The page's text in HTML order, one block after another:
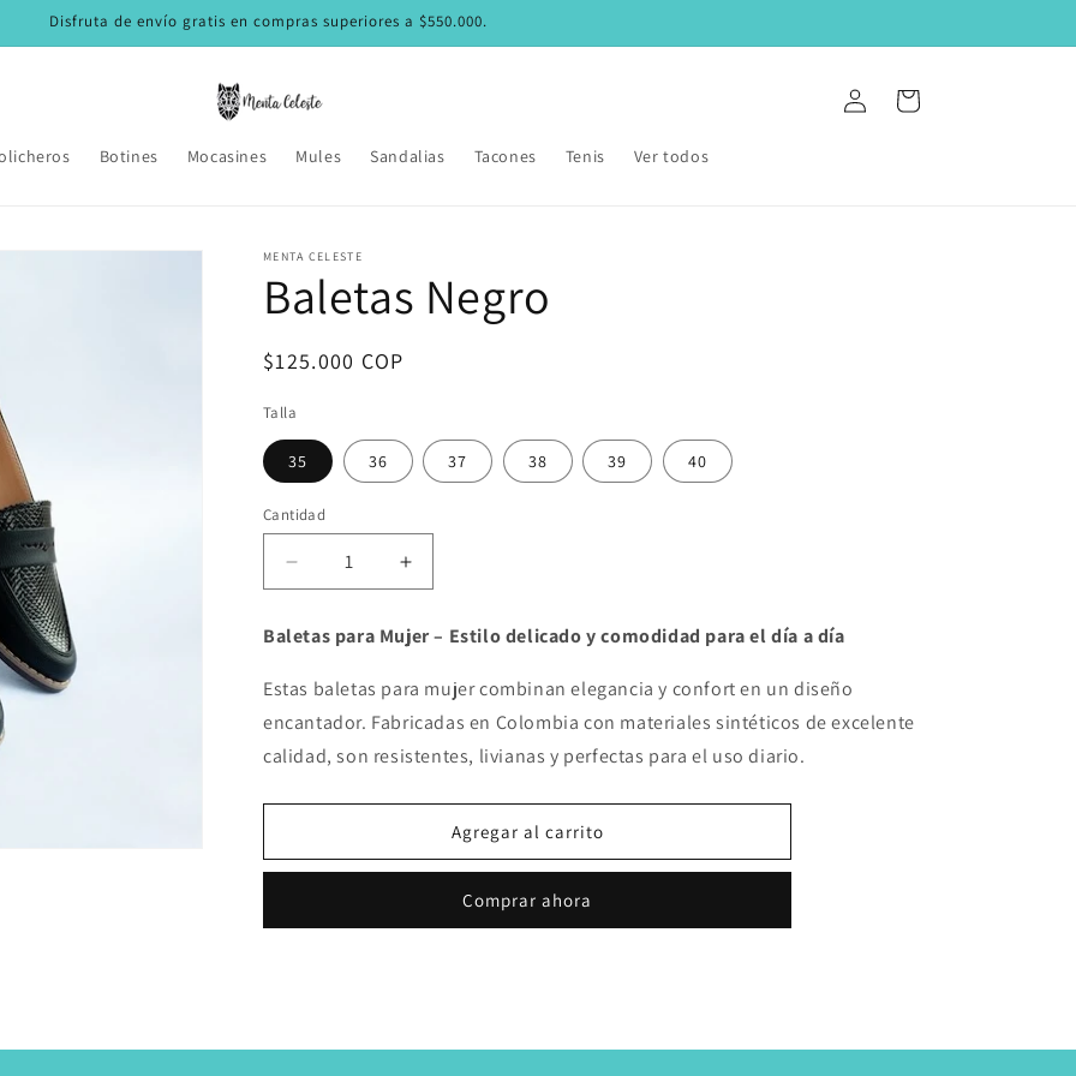
Disfruta de envío gratis en compras superiores a $550.000.
Botines Mocasines Mules Sandalias Tacones Tenis Ver todos
Iniciar
sesión
Carrito
MENTA CELESTE
Baletas Negro
Precio
$125.000 COP
Talla
35 36 37 38 39 40
Cantidad
Reducir
cantidad
Baletas
Aumentar
cantidad
para
Baletas
Baletas para Mujer – Estilo delicado y comodidad para el día a día
Estas baletas para mujer combinan elegancia y confort en un diseño
encantador. Fabricadas en Colombia con materiales sintéticos de excelente
calidad, son resistentes, livianas y perfectas para el uso diario.
Agregar al carrito
Comprar ahora